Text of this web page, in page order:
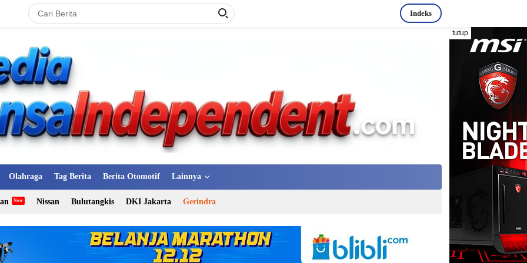
Indeks
tutup
Olahraga Tag Berita Berita Otomotif Lainnya
Nissan Bulutangkis DKI Jakarta Gerindra